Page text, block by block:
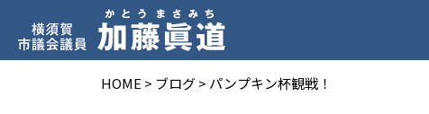
HOME > ブログ> パンプキン杯観戦！